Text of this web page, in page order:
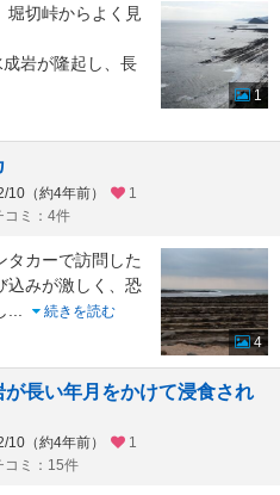
堀切峠からよく見
岩が隆起し、長
1
（約4年前）
1
コミ：4件
タカーで訪問した
込みが激しく、恐
続きを読む
4
長い年月をかけて浸食され
（約4年前）
1
コミ：15件